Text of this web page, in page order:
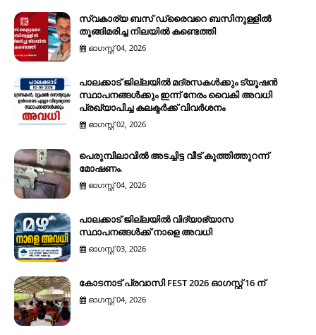
സ്വകാര്യ ബസ് ഡ്രൈവറെ ബസിനുള്ളിൽ
തൂങ്ങിമരിച്ച നിലയിൽ കണ്ടെത്തി
ഓഗസ്റ്റ് 04, 2026
പാലക്കാട് ജില്ലയിൽ മദ്രസകൾക്കും ട്യൂഷൻ
സ്ഥാപനങ്ങൾക്കും ഇന്ന് നേരം വൈകി അവധി
പ്രഖ്യാപിച്ച കലക്ടർക്ക് വിവർശനം
ഓഗസ്റ്റ് 02, 2026
പെരുമ്പിലാവിൽ അടച്ചിട്ട വീട് കുത്തിത്തുറന്ന്
മോഷണം.
ഓഗസ്റ്റ് 04, 2026
പാലക്കാട് ജില്ലയിൽ വിദ്യാഭ്യാസ
സ്ഥാപനങ്ങൾക്ക് നാളെ അവധി
ഓഗസ്റ്റ് 03, 2026
കോടനാട് പ്രവാസി FEST 2026 ഓഗസ്റ്റ് 16 ന്
ഓഗസ്റ്റ് 04, 2026